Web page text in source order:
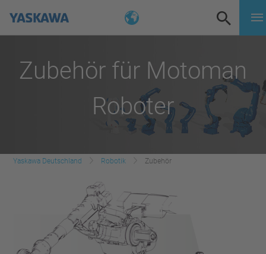
Zubehör für Motoman
Roboter
Yaskawa Deutschland Robotik Zubehör